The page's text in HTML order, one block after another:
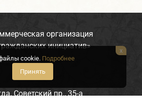
cookie. Подробнее
Принять
x
организация
инициатив»
Советский пр., 35-а